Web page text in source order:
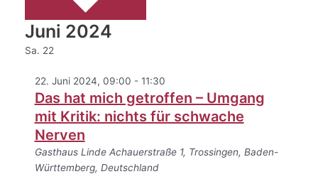
Juni 2024
Sa. 22
22. Juni 2024, 09:00 - 11:30
Das hat mich getroffen – Umgang
mit Kritik: nichts für schwache
Nerven
Gasthaus Linde Achauerstraße 1, Trossingen, Baden-
Württemberg, Deutschland